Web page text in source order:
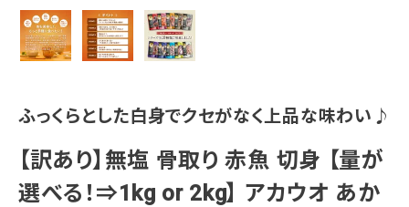
ふっくらとした白身でクセがなく上品な味わい♪
【訳あり】無塩 骨取り 赤魚 切身 【量が
選べる！⇒1kg or 2kg】 アカウオ あか